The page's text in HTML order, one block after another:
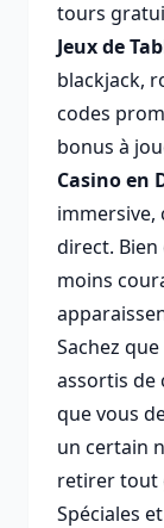
tours
Jeux de
blackjack,
codes
bonus à
Casino en
immersive,
direct.
moins
Sachez
assortis de
que vous
un certain
retirer tout
Spéciales